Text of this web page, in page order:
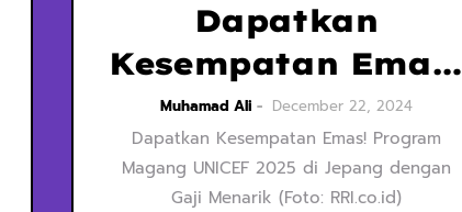
Dapatkan
Kesempatan Emas!
Program Magang
UNICEF 2025 di
Jepang dengan
Muhamad Ali December 22, 2024
Dapatkan Kesempatan Emas! Program
Magang UNICEF 2025 di Jepang dengan
Gaji Menarik (Foto: RRI.co.id)